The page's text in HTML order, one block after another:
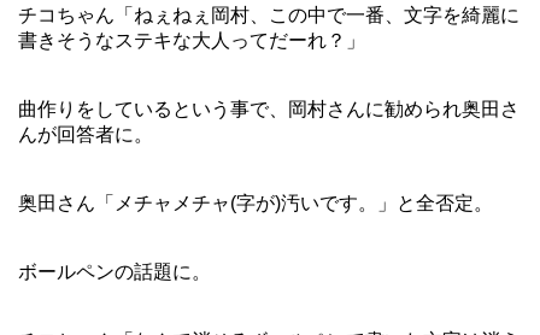
チコちゃん「ねぇねぇ岡村、この中で一番、文字を綺麗に
書きそうなステキな大人ってだーれ？」
曲作りをしているという事で、岡村さんに勧められ奥田さ
んが回答者に。
奥田さん「メチャメチャ(字が)汚いです。」と全否定。
ボールペンの話題に。